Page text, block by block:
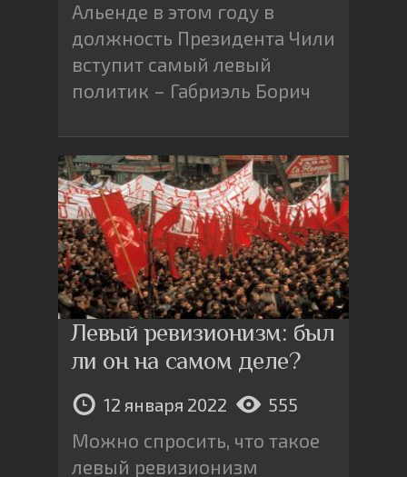
Альенде в этом году в
должность Президента Чили
вступит самый левый
политик – Габриэль Борич
Левый ревизионизм: был
ли он на самом деле?
12 января 2022 555
Можно спросить, что такое
левый ревизионизм